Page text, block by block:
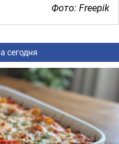
Фото: Freepik
сегодня